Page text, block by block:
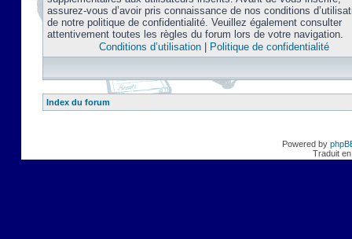
assurez-vous d’avoir pris connaissance de nos conditions
de notre politique de confidentialité. Veuillez également consulter
attentivement toutes les règles du forum lors de votre navigation.
Conditions d’utilisation| Politique de confidentialité
Index du forum
Powered by
Traduit